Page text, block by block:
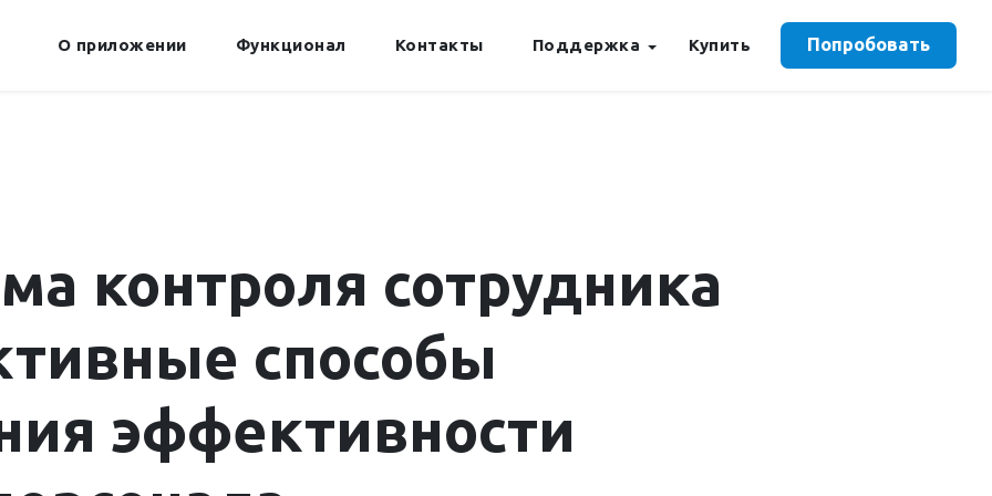
О приложении Функционал Контакты Поддержка Купить Попробовать
контроля сотрудника
способы
эффективности